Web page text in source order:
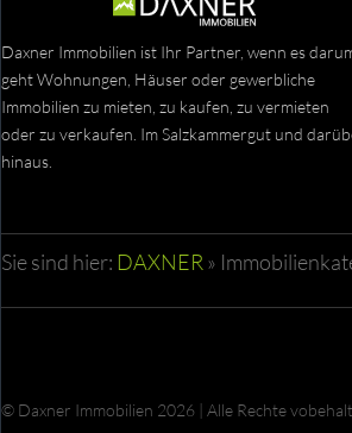
Daxner Immobilien ist Ihr Partner, wenn es
geht Wohnungen, Häuser oder gewerbliche
Immobilien zu mieten, zu kaufen, zu vermieten
oder zu verkaufen. Im Salzkammergut und
hinaus.
Sie sind hier: DAXNER »
© Daxner Immobilien 2026 | Alle Rechte